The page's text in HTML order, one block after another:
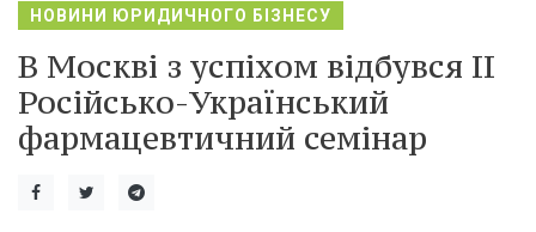
НОВИНИ ЮРИДИЧНОГО БІЗНЕСУ
В Москві з успіхом відбувся ІІ
Російсько-Український
фармацевтичний семінар